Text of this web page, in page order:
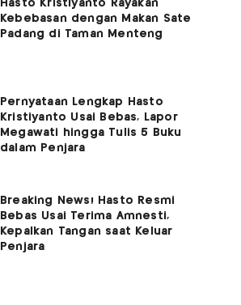
Hasto Kristiyanto Rayakan
Kebebasan dengan Makan Sate
Padang di Taman Menteng
Pernyataan Lengkap Hasto
Kristiyanto Usai Bebas, Lapor
Megawati hingga Tulis 5 Buku
dalam Penjara
Breaking News! Hasto Resmi
Bebas Usai Terima Amnesti,
Kepalkan Tangan saat Keluar
Penjara